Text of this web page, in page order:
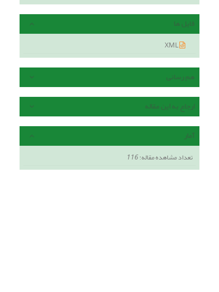
فایل ها
هم رسانی
ارجاع به این مقاله
آمار
تعداد مشاهده مقاله:116